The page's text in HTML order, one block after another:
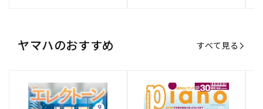
ヤマハのおすすめ すべて見る